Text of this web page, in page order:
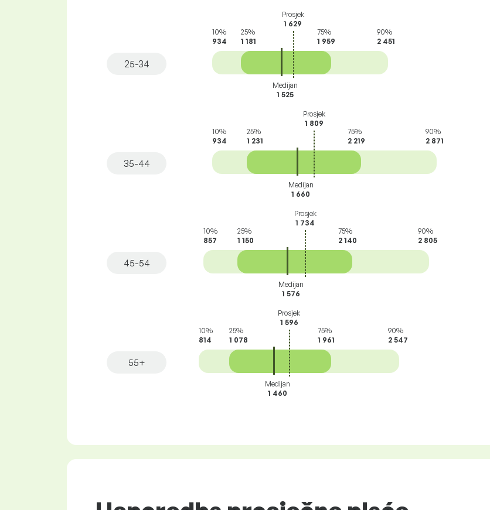
25-34
Prosjek
1 629
Medijan
1 525
10%
934
25%
1 181
75%
1 959
90%
2 451
35-44
Prosjek
1 809
Medijan
1 660
10%
934
25%
1 231
75%
2 219
90%
2 871
45-54
Prosjek
1 734
Medijan
1 576
10%
857
25%
1 150
75%
2 140
90%
2 805
55+
Prosjek
1 596
Medijan
1 460
10%
814
25%
1 078
75%
1 961
90%
2 547